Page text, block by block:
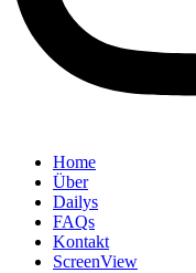
Home
Über
Dailys
FAQs
Kontakt
ScreenView